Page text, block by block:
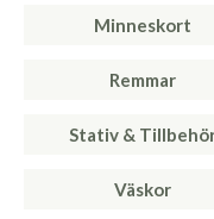
Minneskort
Remmar
Stativ &
Väskor